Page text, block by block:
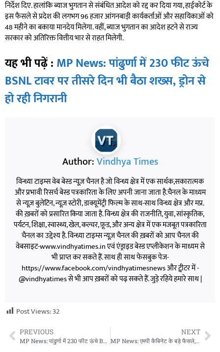
निर्देश दिए. हालांकि ब्याज भुगतान से संबंधित आदेश को रद्द कर दिया गया, हाईकोर्ट के
इस फैसले से प्रदेश की लगभग 96 हजार आंगनबाड़ी कार्यकर्ताओं और सहायिकाओं को
48 महीने का बकाया मानदेय मिलेगा. वहीं, ब्याज भुगतान का आदेश हटने से राज्य
सरकार को अतिरिक्त वित्तीय भार से राहत मिलेगी.
यह भी पढ़ें : MP News: पांढुर्णा में 230 फीट ऊंचे
BSNL टावर पर तीसरे दिन भी बैठा शख्स, ड्रोन से
हो रही निगरानी
Author:Vindhya Times
विन्ध्या टाइम्स वेब बेस्ड न्यूज़ चैनल है जो विन्ध्य क्षेत्र में एक सार्थक,सकारात्मक
और प्रभावी रिसर्च बेस्ड पत्रकारिता के लिए अपनी जाना जाता है.चैनल के माध्यम
से न्यूज़ बुलेटिन, न्यूज़ स्टोरी, डाक्यूमेंट्री फिल्म के साथ-साथ विन्ध्य क्षेत्र और मप्र.
की ख़बरों को प्रसारित किया जाता है. विन्ध्य क्षेत्र की राजनीति, युवा, सांस्कृतिक,
पर्यटन, शिक्षा, स्वास्थ्य, खेल, कल्चर, फ़ूड, और अन्य क्षेत्र में एक मजबूत पत्रकारिता
चैनल का उद्देश्य है. विन्ध्या टाइम्स न्यूज़ चैनल की ख़बरों को आप चैनल की
वेबसाइट-www.vindhyatimes.in एवं एंड्राइड बेस्ड एप्लीकेशन के माध्यम से
भी प्राप्त कर सकते हैं. साथ ही साथ फेसबुक पेज-
https://www.facebook.com/vindhyatimesnews और ट्वीटर में -
@vindhyatimes से भी आप ख़बरों को पढ़ सकते हैं. जुड़े रहिये हमारे साथ |
Post Views:32
PREVIOUS
MP News: पांढुर्णा में 230 फीट ऊंचे BSNL टावर पर तीसरे दिन भी बैठा शख्स, ड्रोन से हो रही निगरानी
NEXT
MP News: एमपी कैबिनेट के बड़े फैसले, कर्मचारियों की पदोन्नति से लेकर 48 लाख लोगों को राहत तक कई अहम घोषणाएं